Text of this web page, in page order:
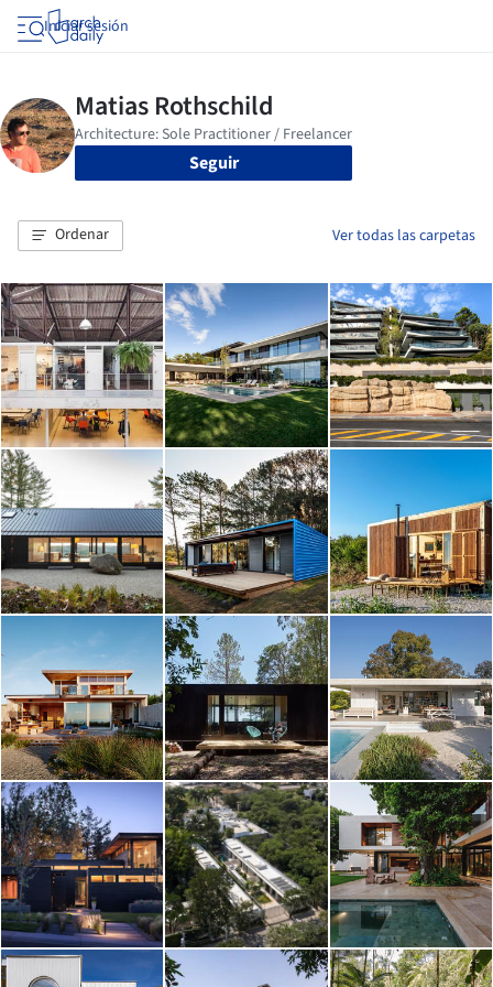
Iniciar sesión
Seguir
Ordenar Ver todas las carpetas